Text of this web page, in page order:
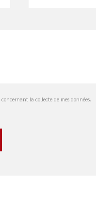
concernant la collecte de mes données.